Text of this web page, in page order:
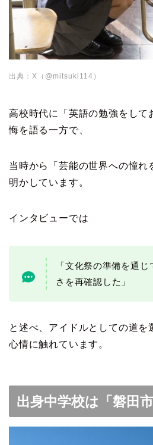
出典：X（@mitsuki114）
高校時代に「英語の勉強をして
悔を語る一方で、
当時から「芸能の世界への憧れ
明かしています。
インタビューでは
「文化祭の準備を通
さを再確認した」
と述べ、アイドルとしての道を
心情に触れています。
出身中学校は「磐田